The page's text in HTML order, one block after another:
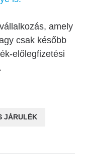
amely
csak később
előlegfizetési
JÁRULÉK